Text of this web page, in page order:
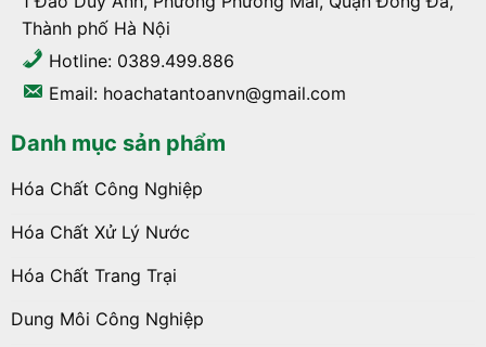
Thành phố Hà Nội
Hotline: 0389.499.886
Email: hoachatantoanvn@gmail.com
Danh mục sản phẩm
Hóa Chất Công Nghiệp
Hóa Chất Xử Lý Nước
Hóa Chất Trang Trại
Dung Môi Công Nghiệp